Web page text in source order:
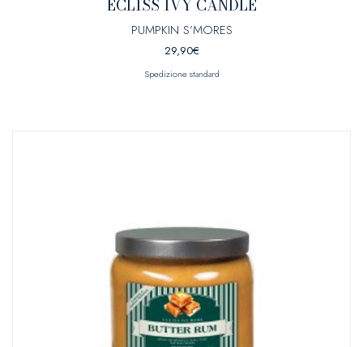
ECLISS IVY CANDLE
PUMPKIN S’MORES
29,90€
Spedizione standard